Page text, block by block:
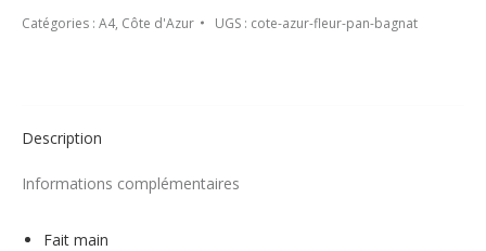
-
d'Azur
Catégories : A4, Côte d'Azur UGS : cote-azur-fleur-pan-bagnat
Description
Informations complémentaires
Fait main